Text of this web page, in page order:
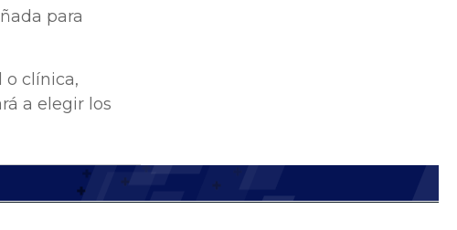
para
o clínica,
a elegir los